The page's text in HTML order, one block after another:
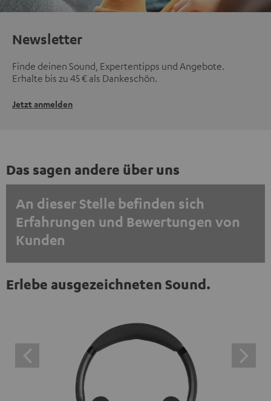
Newsletter
Finde deinen Sound, Expertentipps und Angebote.
Erhalte bis zu 45 € als Dankeschön.
Jetzt anmelden
Das sagen andere über uns
An dieser Stelle befinden sich
Erfahrungen und Bewertungen von
Kunden
EINMALIG ZUSTIMMEN UND ANZEIGEN
Trustpilot‑Bewertungen sind externe Inhalte. Der
externe Inhalt kann hier mit nur einem Klick angezeigt
werden. Mit dem Anklicken des Inhalts wird zugestimmt,
dass externe Inhalte angezeigt werden. Dabei können
personenbezogene Daten an Drittplattformen
Erlebe ausgezeichneten Sound.